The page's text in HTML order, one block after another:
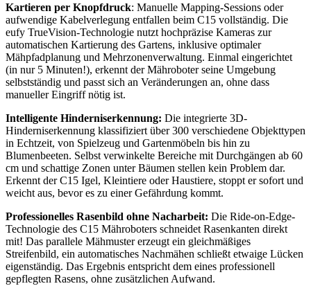
Kartieren per Knopfdruck: Manuelle Mapping-Sessions oder
aufwendige Kabelverlegung entfallen beim C15 vollständig. Die
eufy TrueVision-Technologie nutzt hochpräzise Kameras zur
automatischen Kartierung des Gartens, inklusive optimaler
Mähpfadplanung und Mehrzonenverwaltung. Einmal eingerichtet
(in nur 5 Minuten!), erkennt der Mähroboter seine Umgebung
selbstständig und passt sich an Veränderungen an, ohne dass
manueller Eingriff nötig ist.
Intelligente Hinderniserkennung: Die integrierte 3D-
Hinderniserkennung klassifiziert über 300 verschiedene Objekttypen
in Echtzeit, von Spielzeug und Gartenmöbeln bis hin zu
Blumenbeeten. Selbst verwinkelte Bereiche mit Durchgängen ab 60
cm und schattige Zonen unter Bäumen stellen kein Problem dar.
Erkennt der C15 Igel, Kleintiere oder Haustiere, stoppt er sofort und
weicht aus, bevor es zu einer Gefährdung kommt.
Professionelles Rasenbild ohne Nacharbeit: Die Ride-on-Edge-
Technologie des C15 Mähroboters schneidet Rasenkanten direkt
mit! Das parallele Mähmuster erzeugt ein gleichmäßiges
Streifenbild, ein automatisches Nachmähen schließt etwaige Lücken
eigenständig. Das Ergebnis entspricht dem eines professionell
gepflegten Rasens, ohne zusätzlichen Aufwand.